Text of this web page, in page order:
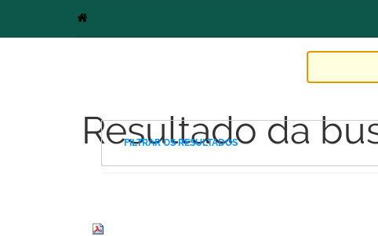
Resultado da
FILTRAR OS RESULTADOS